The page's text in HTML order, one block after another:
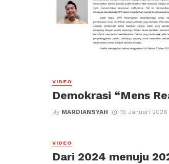
VIDEO
Demokrasi “Mens
By MARDIANSYAH 19 Januari 2026
VIDEO
Dari 2024 menuju